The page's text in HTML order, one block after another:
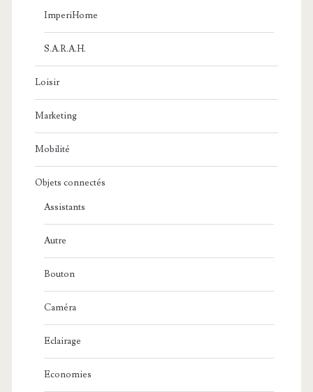
ImperiHome
S.A.R.A.H.
Loisir
Marketing
Mobilité
Objets connectés
Assistants
Autre
Bouton
Caméra
Eclairage
Economies